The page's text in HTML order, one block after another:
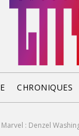
CHRONIQUES
Marvel : Denzel